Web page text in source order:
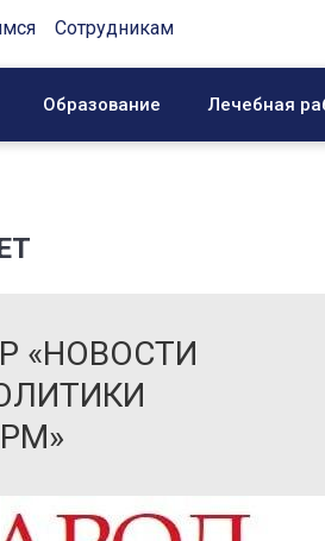
Сотрудникам
Образование Лечебная
«НОВОСТИ